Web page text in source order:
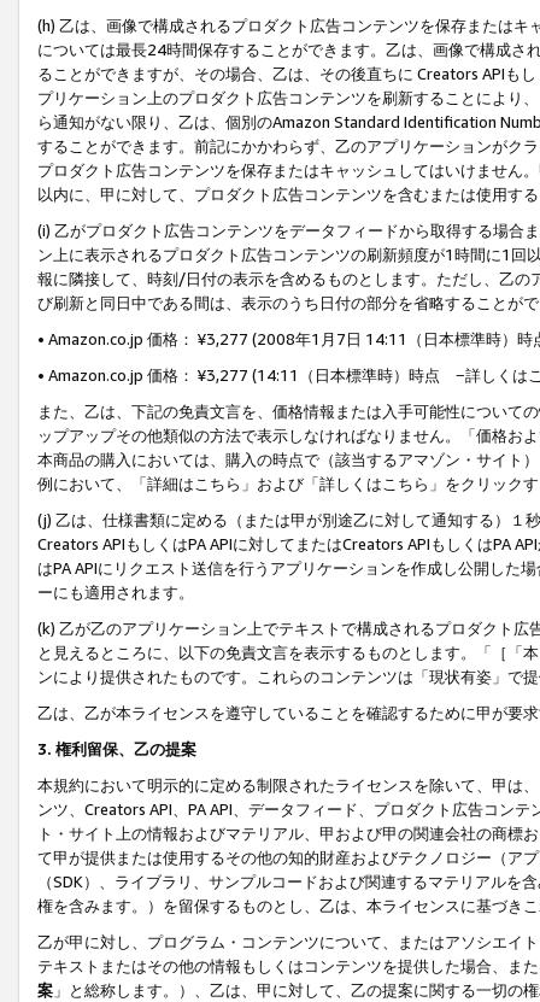
(h) 乙は、画像で構成されるプロダクト広告コンテンツを保存または
については最長24時間保存することができます。乙は、画像で構成
ることができますが、その場合、乙は、その後直ちに Creators APIも
プリケーション上のプロダクト広告コンテンツを刷新することにより
ら通知がない限り、乙は、個別のAmazon Standard Identification
することができます。前記にかかわらず、乙のアプリケーションがク
プロダクト広告コンテンツを保存またはキャッシュしてはいけません
以内に、甲に対して、プロダクト広告コンテンツを含むまたは使用す
(i) 乙がプロダクト広告コンテンツをデータフィードから取得する場合
ン上に表示されるプロダクト広告コンテンツの刷新頻度が1時間に1
報に隣接して、時刻/日付の表示を含めるものとします。ただし、乙
び刷新と同日中である間は、表示のうち日付の部分を省略することが
• Amazon.co.jp 価格： ¥3,277 (2008年1月7日 14:11（日本標準時）
• Amazon.co.jp 価格： ¥3,277 (14:11（日本標準時）時点 −詳しくは
また、乙は、下記の免責文言を、価格情報または入手可能性について
ップアップその他類似の方法で表示しなければなりません。「価格
本商品の購入においては、購入の時点で（該当するアマゾン・サイト
例において、「詳細はこちら」および「詳しくはこちら」をクリック
(j) 乙は、仕様書類に定める（または甲が別途乙に対して通知する）
Creators APIもしくはPA APIに対してまたはCreators APIもしくはPA
はPA APIにリクエスト送信を行うアプリケーションを作成し公開した
ーにも適用されます。
(k) 乙が乙のアプリケーション上でテキストで構成されるプロダクト
と見えるところに、以下の免責文言を表示するものとします。「［「
ンにより提供されたものです。これらのコンテンツは「現状有姿」で
乙は、乙が本ライセンスを遵守していることを確認するために甲が要
3. 権利留保、乙の提案
本規約において明示的に定める制限されたライセンスを除いて、甲は
ンツ、Creators API、PA API、データフィード、プロダクト広告コン
ト・サイト上の情報およびマテリアル、甲および甲の関連会社の商
て甲が提供または使用するその他の知的財産およびテクノロジー（ア
（SDK）、ライブラリ、サンプルコードおよび関連するマテリアル
権を含みます。）を留保するものとし、乙は、本ライセンスに基づき
乙が甲に対し、プログラム・コンテンツについて、またはアソシエイ
テキストまたはその他の情報もしくはコンテンツを提供した場合、ま
案 」と総称します。）、乙は、甲に対して、乙の提案に関する一切